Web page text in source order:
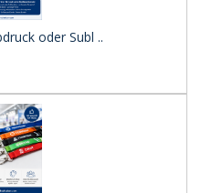
oder Subl ..